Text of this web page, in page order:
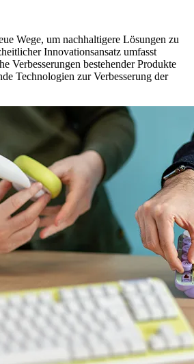
Wege, um nachhaltigere Lösungen zu
Innovationsansatz umfasst
Verbesserungen bestehender Produkte
Technologien zur Verbesserung der